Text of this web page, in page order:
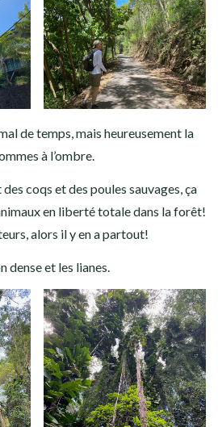
de temps, mais heureusement la
à l’ombre.
coqs et des poules sauvages, ça
en liberté totale dans la forêt!
alors il y en a partout!
dense et les lianes.